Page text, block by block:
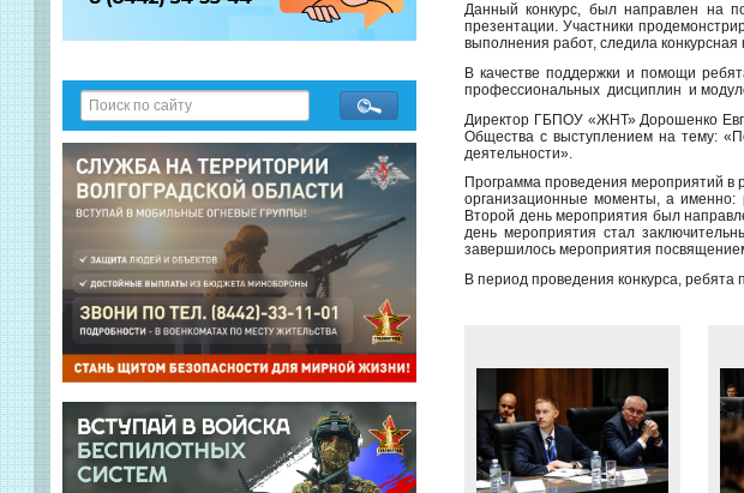
Данный конкурс, был направлен на
презентации. Участники
выполнения работ, следила конкурсная
В качестве поддержки и помощи
профессиональных дисциплин и
Директор ГБПОУ «ЖНТ» Дорошенко
Общества с выступлением на тему:
деятельности».
Программа проведения мероприятий
организационные моменты, а именно:
Второй день мероприятия был
день мероприятия стал
завершилось мероприятия
В период проведения конкурса,